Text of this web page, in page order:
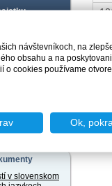
podnet
v slovenskom
návštevníkoch, na
obsahu a na
o cookies používame
Ok,